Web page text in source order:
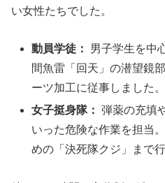
い女性たちでした。
動員学徒：
男子学生を中
間魚雷「回天」の潜望鏡
ーツ加工に従事しました。
女子挺身隊： 弾薬の充填
いった危険な作業を担当
めの「決死隊クジ」まで